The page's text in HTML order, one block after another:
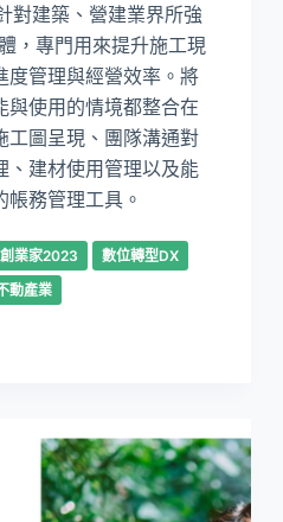
對建築、營建業界所強
，專門用來提升施工現
度管理與經營效率。將
與使用的情境都整合在
工圖呈現、團隊溝通對
、建材使用管理以及能
務管理工具。
業家2023
數位轉型DX
動產業